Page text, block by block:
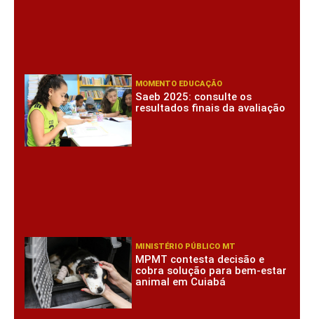
MOMENTO EDUCAÇÃO
Saeb 2025: consulte os
resultados finais da avaliação
MINISTÉRIO PÚBLICO MT
MPMT contesta decisão e
cobra solução para bem-estar
animal em Cuiabá